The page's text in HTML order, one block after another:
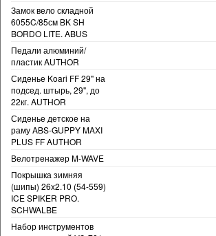
Замок вело складной
6055C/85см BK SH
BORDO LITE. ABUS
Педали алюминий/
пластик AUTHOR
Сиденье Koari FF 29" на
подсед. штырь, 29", до
22кг. AUTHOR
Сиденье детское на
раму ABS-GUPPY MAXI
PLUS FF AUTHOR
Велотренажер M-WAVE
Покрышка зимняя
(шипы) 26x2.10 (54-559)
ICE SPIKER PRO.
SCHWALBE
Набор инструментов